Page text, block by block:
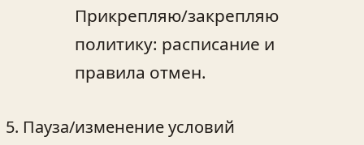
Прикрепляю/закрепляю
политику: расписание и
правила отмен.
Пауза/изменение условий